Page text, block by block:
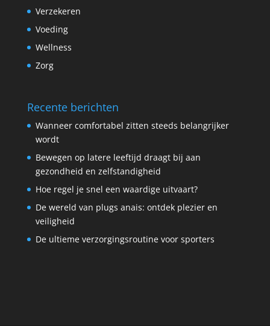
Verzekeren
Voeding
Wellness
Zorg
Recente berichten
Wanneer comfortabel zitten steeds belangrijker
wordt
Bewegen op latere leeftijd draagt bij aan
gezondheid en zelfstandigheid
Hoe regel je snel een waardige uitvaart?
De wereld van plugs anais: ontdek plezier en
veiligheid
De ultieme verzorgingsroutine voor sporters